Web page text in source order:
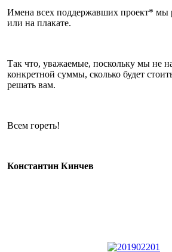
Имена всех поддержавших проект* мы
или на плакате.
Так что, уважаемые, поскольку мы не
конкретной суммы, сколько будет
решать вам.
Всем гореть!
Константин Кинчев